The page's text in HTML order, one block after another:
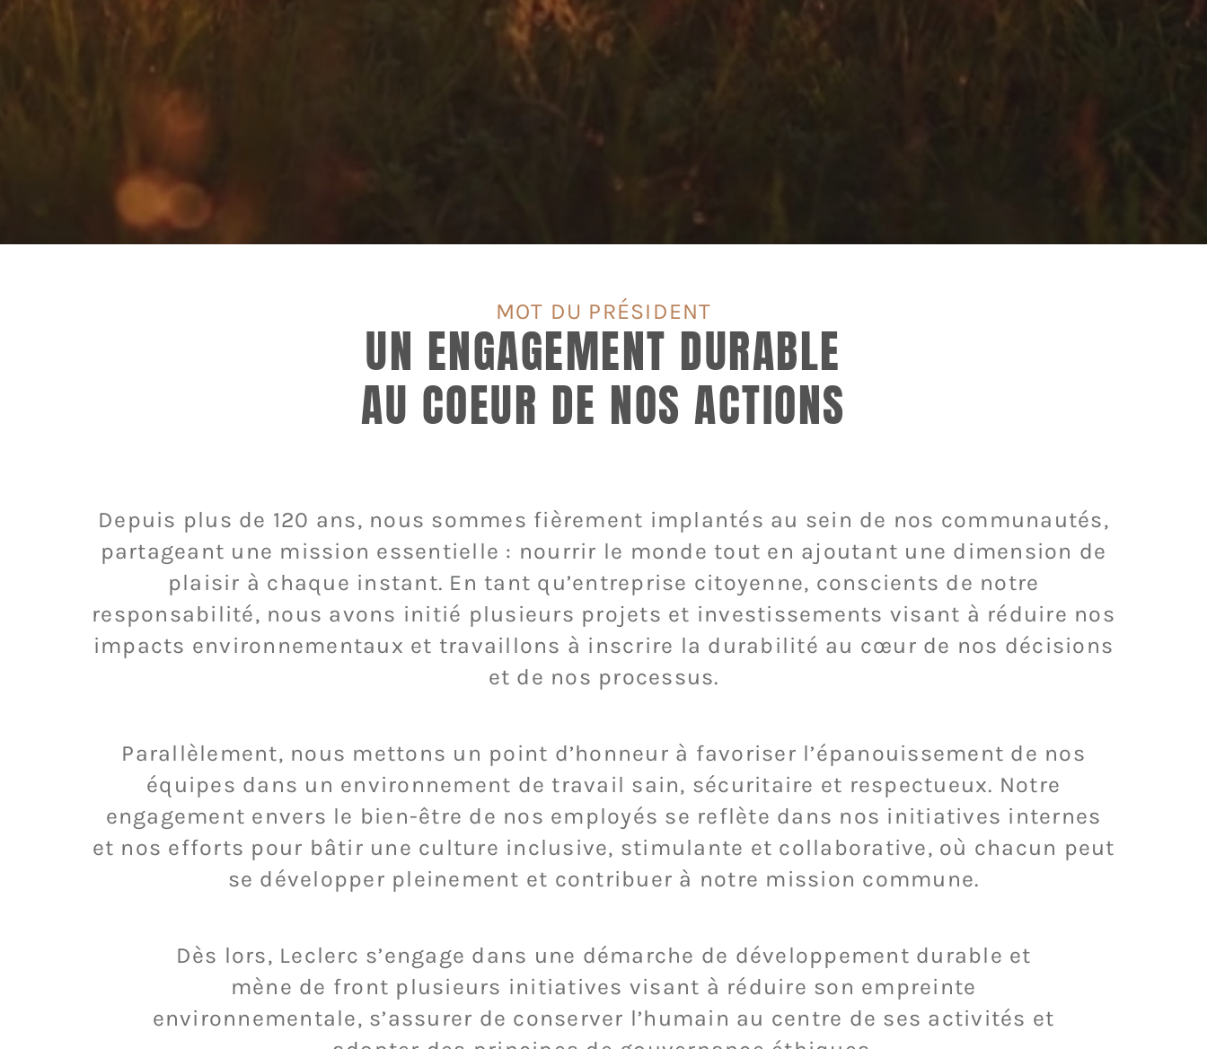
MOT DU PRÉSIDENT
UN ENGAGEMENT DURABLE
AU COEUR DE NOS ACTIONS
Depuis plus de 120 ans, nous sommes fièrement implantés au sein de nos communautés,
partageant une mission essentielle : nourrir le monde tout en ajoutant une dimension de
plaisir à chaque instant. En tant qu’entreprise citoyenne, conscients de notre
responsabilité, nous avons initié plusieurs projets et investissements visant à réduire nos
impacts environnementaux et travaillons à inscrire la durabilité au cœur de nos décisions
et de nos processus.
Parallèlement, nous mettons un point d’honneur à favoriser l’épanouissement de nos
équipes dans un environnement de travail sain, sécuritaire et respectueux. Notre
engagement envers le bien-être de nos employés se reflète dans nos initiatives internes
et nos efforts pour bâtir une culture inclusive, stimulante et collaborative, où chacun peut
se développer pleinement et contribuer à notre mission commune.
Dès lors, Leclerc s’engage dans une démarche de développement durable et
mène de front plusieurs initiatives visant à réduire son empreinte
environnementale, s’assurer de conserver l’humain au centre de ses activités et